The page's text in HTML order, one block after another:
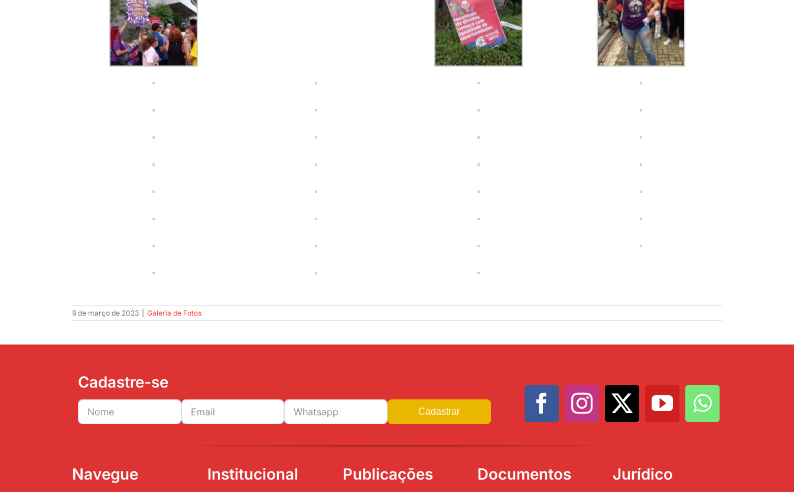
9 de março de 2023 Galeria de Fotos
Cadastre-se
Cadastrar
Navegue Institucional Publicações Documentos Jurídico